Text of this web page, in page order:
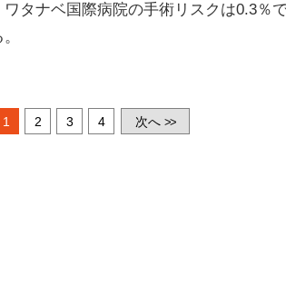
タナベ国際病院の手術リスクは0.3％
1 2 3 4 次へ >>